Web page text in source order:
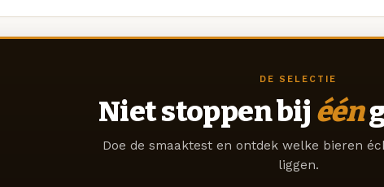
DE SELECTIE
Niet stoppen bij één
Doe de smaaktest en ontdek welke bieren
liggen.